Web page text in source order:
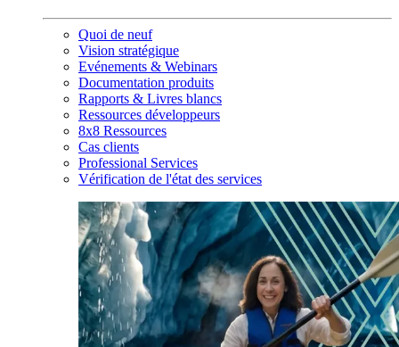
Quoi de neuf
Vision stratégique
Evénements & Webinars
Documentation produits
Rapports & Livres blancs
Ressources développeurs
8x8 Ressources
Cas clients
Professional Services
Vérification de l'état des services